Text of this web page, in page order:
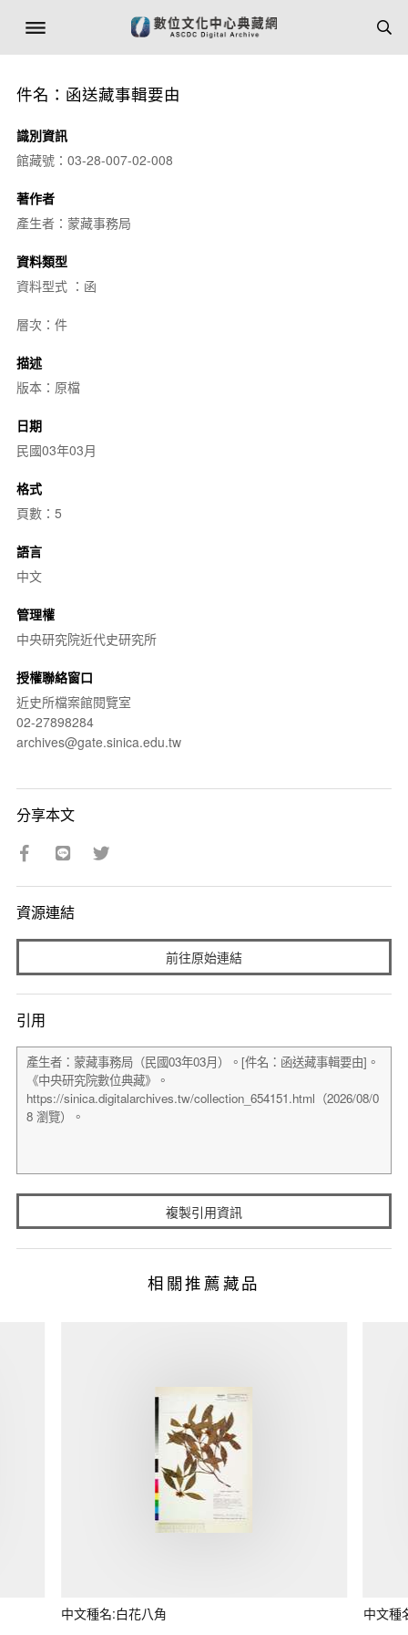
件名：函送藏事輯要由
識別資訊
館藏號：03-28-007-02-008
著作者
產生者：蒙藏事務局
資料類型
資料型式 ：函
層次：件
描述
版本：原檔
日期
民國03年03月
格式
頁數：5
語言
中文
管理權
中央研究院近代史研究所
授權聯絡窗口
近史所檔案館閱覽室
02-27898284
archives@gate.sinica.edu.tw
分享本文
資源連結
前往原始連結
引用
複製引用資訊
相關推薦藏品
中文種名:白花八角 中文種